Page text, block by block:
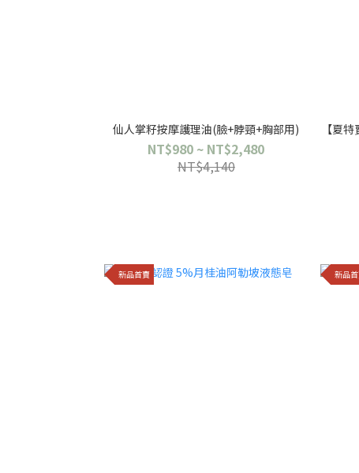
仙人掌籽按摩護理油(臉+脖頸+胸部用)
NT$980 ~ NT$2,480
NT$4,140
【夏
新品首賣 新品